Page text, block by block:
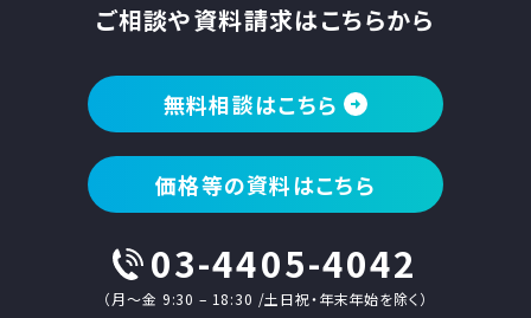
ご相談や資料請求はこちらから
無料相談はこちら
価格等の資料はこちら
03-4405-4042
（月〜金 9:30 – 18:30 /土日祝・年末年始を除く）